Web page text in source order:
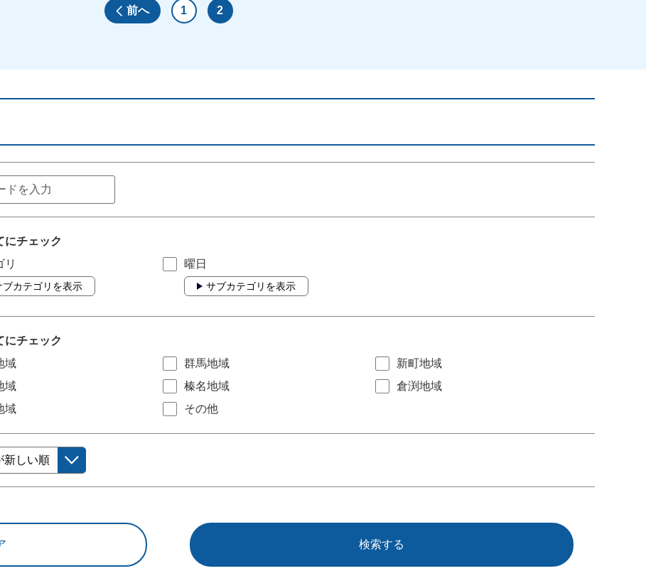
前へ 1 2
にチェック
リ
ブカテゴリを表示
曜日
サブカテゴリを表示
にチェック
域
群馬地域
新町地域
域
榛名地域
倉渕地域
域
その他
検索する